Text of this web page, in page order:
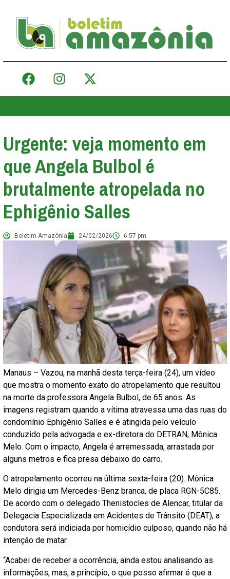
Urgente: veja momento em
que Angela Bulbol é
brutalmente atropelada no
Ephigênio Salles
Boletim Amazônia 24/02/2026 6:57 pm
Manaus – Vazou, na manhã desta terça-feira (24), um vídeo
que mostra o momento exato do atropelamento que resultou
na morte da professora Angela Bulbol, de 65 anos. As
imagens registram quando a vítima atravessa uma das ruas do
condomínio Ephigênio Salles e é atingida pelo veículo
conduzido pela advogada e ex-diretora do DETRAN, Mônica
Melo. Com o impacto, Angela é arremessada, arrastada por
alguns metros e fica presa debaixo do carro.
O atropelamento ocorreu na última sexta-feira (20). Mônica
Melo dirigia um Mercedes-Benz branca, de placa RGN-5C85.
De acordo com o delegado Thenistocles de Alencar, titular da
Delegacia Especializada em Acidentes de Trânsito (DEAT), a
condutora será indiciada por homicídio culposo, quando não há
intenção de matar.
“Acabei de receber a ocorrência, ainda estou analisando as
informações, mas, a princípio, o que posso afirmar é que a